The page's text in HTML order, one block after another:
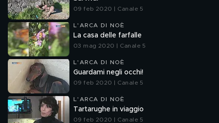
09 feb 2020 | Canale 5
L'ARCA DI NOÈ
La casa delle farfalle
03 mag 2020 | Canale 5
L'ARCA DI NOÈ
Guardami negli occhi!
09 feb 2020 | Canale 5
L'ARCA DI NOÈ
Tartarughe in viaggio
09 feb 2020 | Canale 5